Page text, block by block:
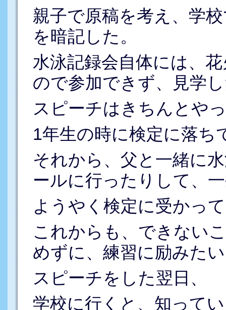
親子で原稿を考え、学
を暗記した。
水泳記録会自体には、
ので参加できず、見学
スピーチはきちんとや
1年生の時に検定に落ち
それから、父と一緒に
ールに行ったりして、
ようやく検定に受かっ
これからも、できない
めずに、練習に励みた
スピーチをした翌日、
学校に行くと、知って